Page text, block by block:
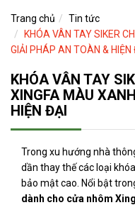
Trang chủ
Tin tức
KHÓA VÂN TAY SIKER
GIẢI PHÁP AN TOÀN & HIỆN
KHÓA VÂN TAY
XINGFA MÀU
HIỆN ĐẠI
Trong xu hướng nhà
dần thay thế các loại
bảo mật cao. Nổi bật
dành cho cửa nhôm